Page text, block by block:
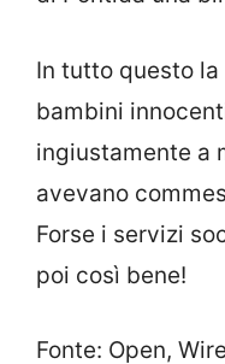
In tutto questo
bambini
ingiustamente a
avevano
Forse i servizi
poi così bene!
Fonte: Open,